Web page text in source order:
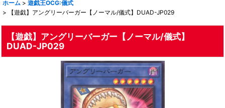
ホーム > 遊戯王OCG:儀式
>
【遊戯】アングリーバーガー【ノーマル/儀式】DUAD-JP029
【遊戯】アングリーバーガー【ノーマル/儀式】
DUAD-JP029